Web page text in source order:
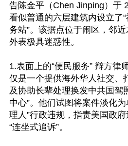
告陈金平（Chen Jinping）于
看似普通的六层建筑内设立了
务站”。该据点位于闹区，邻
外表极具迷惑性。
1.表面上的“便民服务” 辩方律
仅是一个提供海外华人社交、
及协助长辈处理换发中共国驾
中心”。他们试图将案件淡化
理人”行政违规，指责美国政
“连坐式追诉”。